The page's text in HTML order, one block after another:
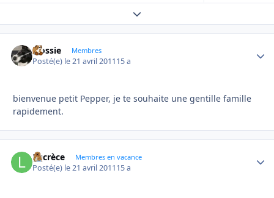
Expand topic overview
Flossie Membres
Posté(e) le 21 avril 201115 a
bienvenue petit Pepper, je te souhaite une gentille famille
rapidement.
Lucrèce Membres en vacance
Posté(e) le 21 avril 201115 a